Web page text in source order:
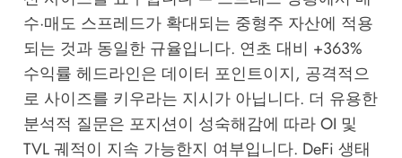
수·매도 스프레드가 확대되는 중형주 자산에 적용
되는 것과 동일한 규율입니다. 연초 대비 +363%
수익률 헤드라인은 데이터 포인트이지, 공격적으
로 사이즈를 키우라는 지시가 아닙니다. 더 유용한
분석적 질문은 포지션이 성숙해감에 따라 OI 및
TVL 궤적이 지속 가능한지 여부입니다. DeFi 생태